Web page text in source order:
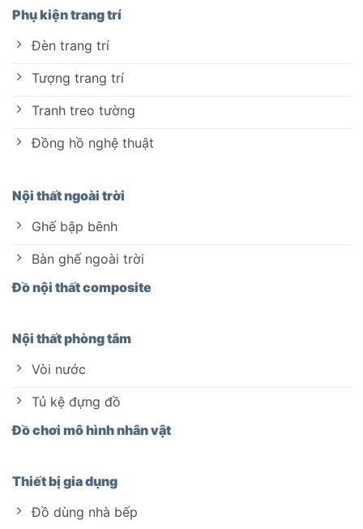
Phụ kiện trang trí
Đèn trang trí
Tượng trang trí
Tranh treo tường
Đồng hồ nghệ thuật
Nội thất ngoài trời
Ghế bập bênh
Bàn ghế ngoài trời
Đồ nội thất composite
Nội thất phòng tắm
Vòi nước
Tủ kệ đựng đồ
Đồ chơi mô hình nhân vật
Thiết bị gia dụng
Đồ dùng nhà bếp